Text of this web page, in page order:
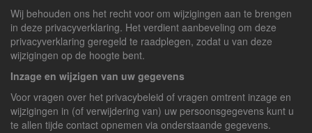
Wij behouden ons het recht voor om wijzigingen aan te brengen
in deze privacyverklaring. Het verdient aanbeveling om deze
privacyverklaring geregeld te raadplegen, zodat u van deze
wijzigingen op de hoogte bent.
Inzage en wijzigen van uw gegevens
Voor vragen over het privacybeleid of vragen omtrent inzage en
wijzigingen in (of verwijdering van) uw persoonsgegevens kunt u
te allen tijde contact opnemen via onderstaande gegevens.